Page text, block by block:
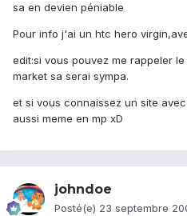
sa en devien péniable
Pour info j'ai un htc hero
edit:si vous pouvez me rappeler
market sa serai sympa.
et si vous connaissez un site
aussi meme en mp xD
johndoe
Posté(e) 23 septembre